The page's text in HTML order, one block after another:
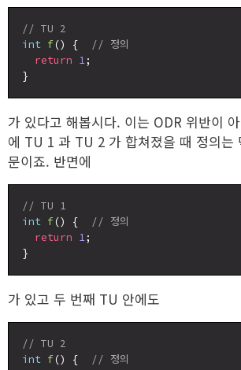
// TU 2
int f () {
// 정의
return 1;
가 있다고 해봅시다. 이는 ODR 위반이
에 TU 1 과 TU 2 가 합쳐졌을 때 정의는
문이죠. 반면에
// TU 1
int f () {
// 정의
return 1;
가 있고 두 번째 TU 안에도
// TU 2
int f () {
// 정의